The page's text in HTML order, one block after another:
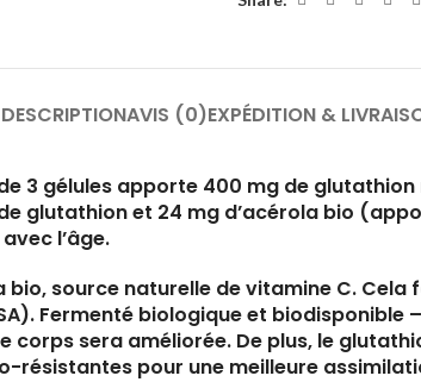
DESCRIPTIONAVIS (0)EXPÉDITION &
3 gélules apporte 400 mg de
glutathion et 24 mg d’acérola bio
l’âge.
bio, source naturelle de vitamine C.
Fermenté biologique et biodisponible
sera améliorée. De plus, le
résistantes pour une meilleure